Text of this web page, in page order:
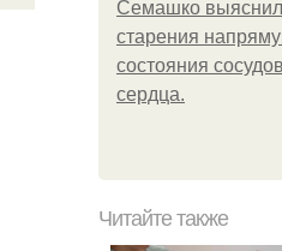
Семашко
старения
состояния
сердца.
Читайте также